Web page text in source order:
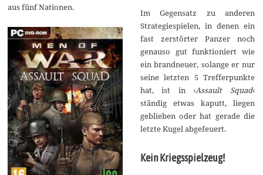
aus fünf Nationen.
Im Gegensatz zu anderen
Strategiespielen, in denen ein
fast zerstörter Panzer noch
genauso gut funktioniert wie
ein brandneuer, solange er nur
seine letzten 5 Trefferpunkte
hat, ist in ›Assault Squad‹
ständig etwas kaputt, liegen
geblieben oder hat gerade die
letzte Kugel abgefeuert.
Kein Kriegsspielzeug!